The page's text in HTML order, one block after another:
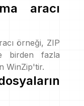
aracı
örneği, ZIP
birden fazla
WinZip'tir.